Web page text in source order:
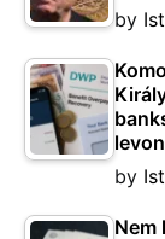
by
by
Nem